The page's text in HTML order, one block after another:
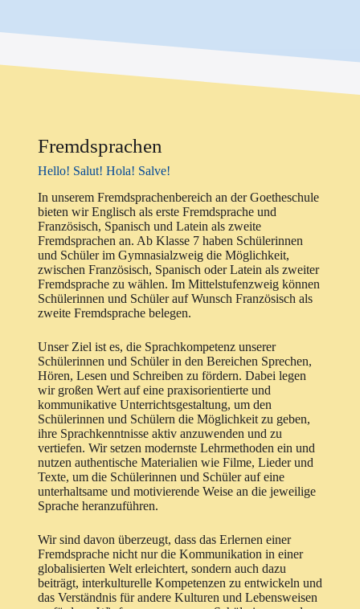
Fremdsprachen
Hello! Salut! Hola! Salve!
In unserem Fremdsprachenbereich an der Goetheschule
bieten wir Englisch als erste Fremdsprache und
Französisch, Spanisch und Latein als zweite
Fremdsprachen an. Ab Klasse 7 haben Schülerinnen
und Schüler im Gymnasialzweig die Möglichkeit,
zwischen Französisch, Spanisch oder Latein als zweiter
Fremdsprache zu wählen. Im Mittelstufenzweig können
Schülerinnen und Schüler auf Wunsch Französisch als
zweite Fremdsprache belegen.
Unser Ziel ist es, die Sprachkompetenz unserer
Schülerinnen und Schüler in den Bereichen Sprechen,
Hören, Lesen und Schreiben zu fördern. Dabei legen
wir großen Wert auf eine praxisorientierte und
kommunikative Unterrichtsgestaltung, um den
Schülerinnen und Schülern die Möglichkeit zu geben,
ihre Sprachkenntnisse aktiv anzuwenden und zu
vertiefen. Wir setzen modernste Lehrmethoden ein und
nutzen authentische Materialien wie Filme, Lieder und
Texte, um die Schülerinnen und Schüler auf eine
unterhaltsame und motivierende Weise an die jeweilige
Sprache heranzuführen.
Wir sind davon überzeugt, dass das Erlernen einer
Fremdsprache nicht nur die Kommunikation in einer
globalisierten Welt erleichtert, sondern auch dazu
beiträgt, interkulturelle Kompetenzen zu entwickeln und
das Verständnis für andere Kulturen und Lebensweisen